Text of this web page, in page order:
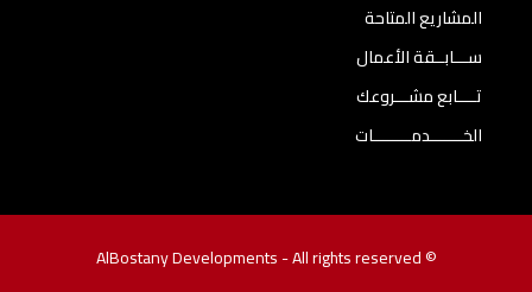
المشاريع المتاحة
ســـابــقة الأعمال
تــــابع مشـــروعك
الخـــــــدمــــــــات
© AlBostany Developments - All rights reserved